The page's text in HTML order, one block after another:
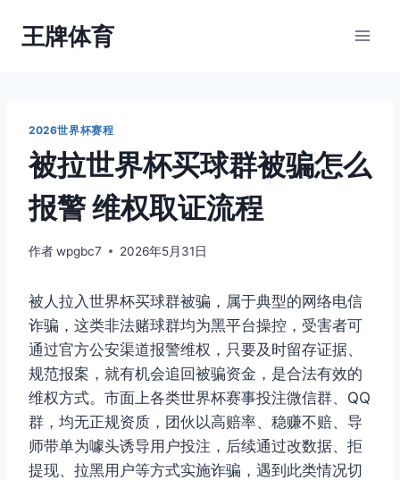
王牌体育
2026世界杯赛程
被拉世界杯买球群被骗怎么
报警 维权取证流程
作者wpgbc7 2026年5月31日
被人拉入世界杯买球群被骗，属于典型的网络电信
诈骗，这类非法赌球群均为黑平台操控，受害者可
通过官方公安渠道报警维权，只要及时留存证据、
规范报案，就有机会追回被骗资金，是合法有效的
维权方式。市面上各类世界杯赛事投注微信群、QQ
群，均无正规资质，团伙以高赔率、稳赚不赔、导
师带单为噱头诱导用户投注，后续通过改数据、拒
提现、拉黑用户等方式实施诈骗，遇到此类情况切